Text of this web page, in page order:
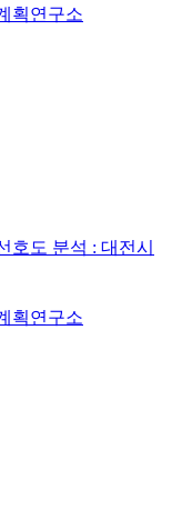
획연구소
호도 분석 : 대전시
획연구소